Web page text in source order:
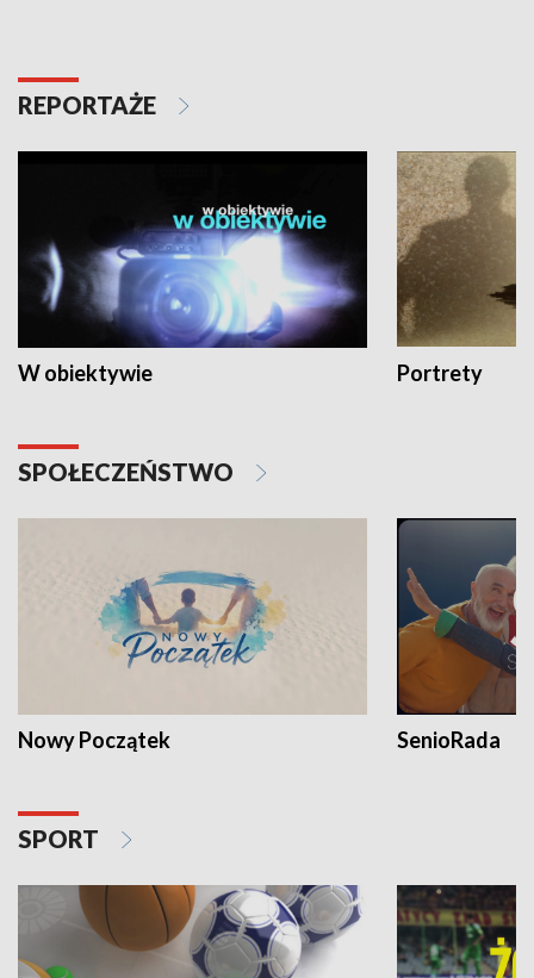
REPORTAŻE
W obiektywie Portrety
SPOŁECZEŃSTWO
Nowy Początek SenioRada
SPORT